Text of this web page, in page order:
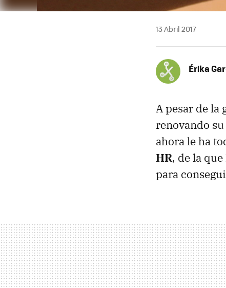
13 Abril 2017
Érika
A pesar de la
renovando
ahora le ha
HR, de la
para